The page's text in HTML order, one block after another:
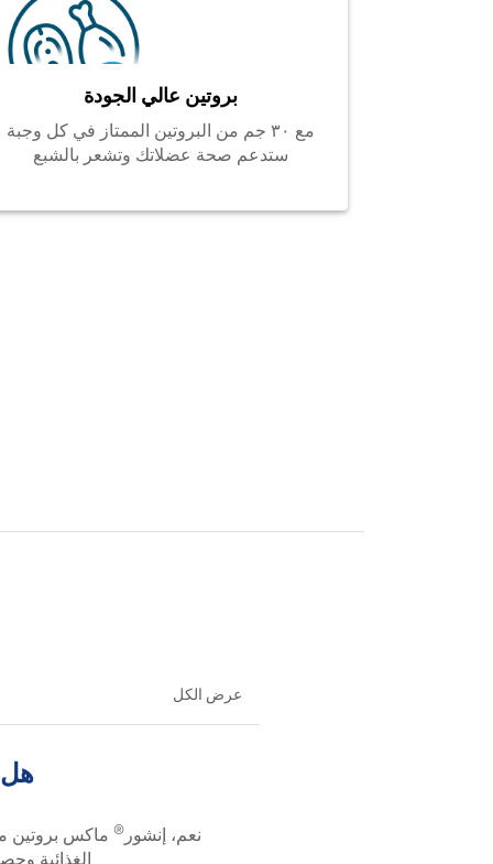
بروتين عالي الجودة
مع ٣٠ جم من البروتين الممتاز في كل وجبة
ستدعم صحة عضلاتك وتشعر بالشبع
عرض الكل
هل
نعم، إنشور ® ماكس بروتين
الغذائية